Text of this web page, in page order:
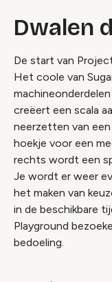
Dwalen
De start van
Het coole van
creëert een scala
neerzetten van
hoekje voor een
rechts wordt een
Je wordt er weer
het maken van
in de beschikbare
Playground
bedoeling.